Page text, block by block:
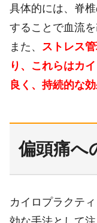
具体的には、脊
することで血流
また、 ストレス
り、これらはカ
良く、持続的な
偏頭痛へ
カイロプラクテ